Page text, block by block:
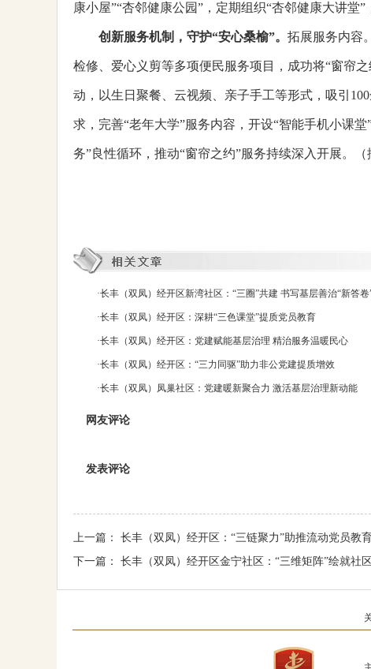
康小屋”“杏邻健康公园”，定期组织“杏邻健康大讲堂
创新服务机制，守护“安心桑榆”。 拓展服务内容
检修、爱心义剪等多项便民服务项目，成功将“窗帘
动，以生日聚餐、云视频、亲子手工等形式，吸引
求，完善“老年大学”服务内容，开设“智能手机小课
务”良性循环，推动“窗帘之约”服务持续深入开展。
·长丰（双凤）经开区新湾社区：“三圈”共建 书写基层善治“新答卷
·长丰（双凤）经开区：深耕“三色课堂”提质党员教育
·长丰（双凤）经开区：党建赋能基层治理 精治服务温暖民心
·长丰（双凤）经开区：“三力同驱”助力非公党建提质增效
·长丰（双凤）凤巢社区：党建暖新聚合力 激活基层治理新动能
网友评论
发表评论
上一篇： 长丰（双凤）经开区：“三链聚力”助推流动党员教
下一篇： 长丰（双凤）经开区金宁社区：“三维矩阵”绘就社